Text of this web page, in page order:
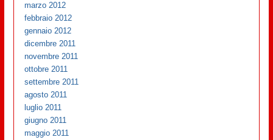
marzo 2012
febbraio 2012
gennaio 2012
dicembre 2011
novembre 2011
ottobre 2011
settembre 2011
agosto 2011
luglio 2011
giugno 2011
maggio 2011